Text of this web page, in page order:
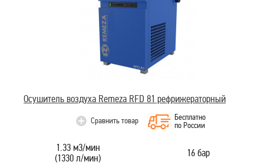
Осушитель воздуха Remeza RFD 81 рефрижераторный
Сравнить товар
Бесплатно
по России
1.33 м3/мин
(1330 л/мин)
16 бар